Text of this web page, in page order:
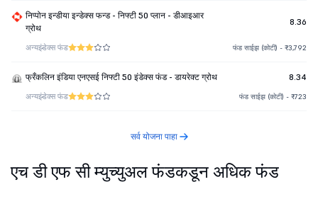
निप्पोन इन्डीया इन्डेक्स फन्ड - निफ्टी 50 प्लान - डीआइआर
ग्रोथ
8.36
अन्यइंडेक्स फंड फंड साईझ (कोटी) - ₹3,792
फ्रँकलिन इंडिया एनएसई निफ्टी 50 इंडेक्स फंड - डायरेक्ट ग्रोथ 8.34
अन्यइंडेक्स फंड फंड साईझ (कोटी) - ₹723
सर्व योजना पाहा
एच डी एफ सी म्युच्युअल फंडकडून अधिक फंड